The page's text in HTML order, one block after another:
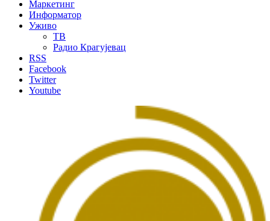
Маркетинг
Информатор
Уживо
ТВ
Радио Крагујевац
RSS
Facebook
Twitter
Youtube